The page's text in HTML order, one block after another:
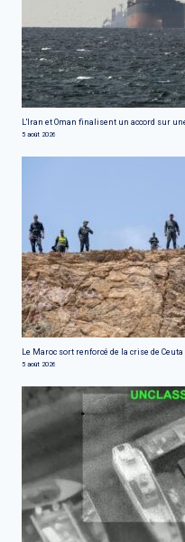
L'Iran et Oman finalisent un accord sur
5 août 2026
Le Maroc sort renforcé de la crise de Ceuta
5 août 2026